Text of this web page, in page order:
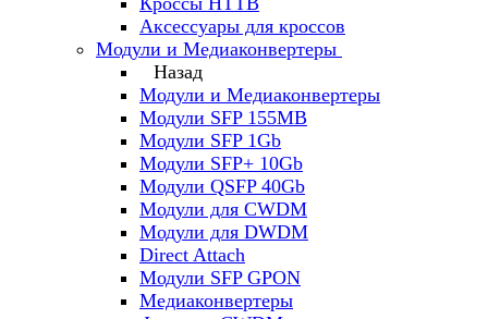
Аксессуары для кроссов
Модули и Медиаконвертеры
Назад
Модули и Медиаконвертеры
Модули SFP 155MB
Модули SFP 1Gb
Модули SFP+ 10Gb
Модули QSFP 40Gb
Модули для CWDM
Модули для DWDM
Direct Attach
Модули SFP GPON
Медиаконвертеры